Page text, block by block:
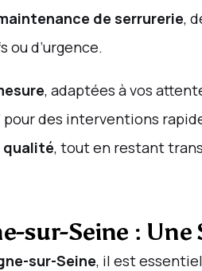
de serrurerie,
ou d’urgence.
, adaptées à vos
pour des interventions
qualité, tout en restant
sur-Seine :
sur-Seine, il est